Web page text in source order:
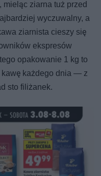
ziarna tuż przed
wyczuwalny, a
ziarnista cieszy się
ekspresów
opakowanie 1 kg to
każdego dnia — z
sto filiżanek.